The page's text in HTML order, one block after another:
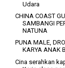
Udara
CHINA COAST
SAMBANGI
NATUNA
PUNA MALE,
KARYA ANAK
Cina serahkan